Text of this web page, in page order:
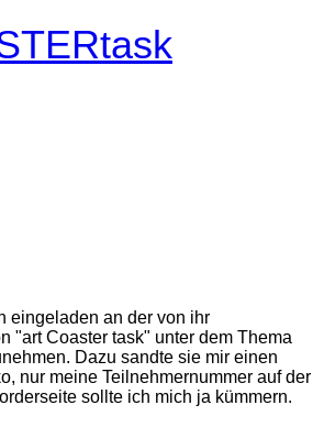
eingeladen an der von ihr
"art Coaster task" unter dem Thema
Dazu sandte sie mir einen
nur meine Teilnehmernummer auf der
sollte ich mich ja kümmern.